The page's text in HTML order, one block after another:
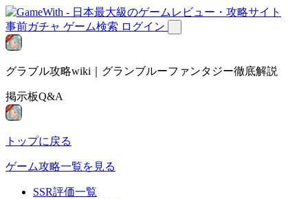
事前ガチャ ゲーム検索 ログイン
グラブル攻略wiki｜グランブルーファンタジー徹底解説
掲示板Q&A
トップに戻る
ゲーム攻略一覧を見る
SSR評価一覧